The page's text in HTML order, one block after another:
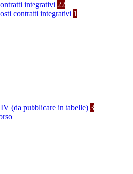
integrativi 22
contratti integrativi 1
(da pubblicare in tabelle) 3